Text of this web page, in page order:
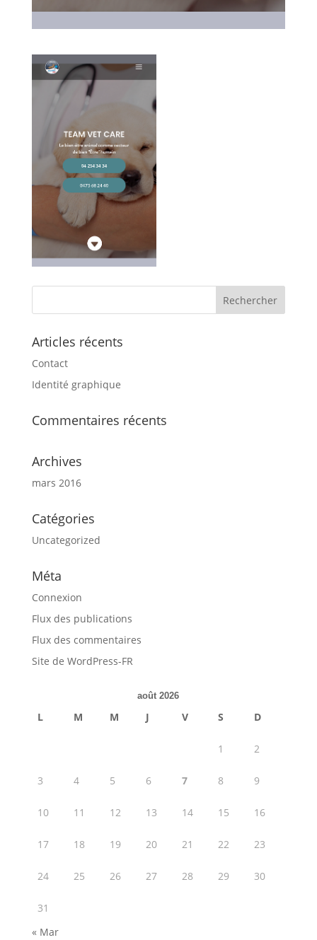
Articles récents
Contact
Identité graphique
Commentaires récents
Archives
mars 2016
Catégories
Uncategorized
Méta
Connexion
Flux des publications
Flux des commentaires
Site de WordPress-FR
août 2026
L M M J V S D
1 2
3 4 5 6 7 8 9
10 11 12 13 14 15 16
17 18 19 20 21 22 23
24 25 26 27 28 29 30
31
« Mar